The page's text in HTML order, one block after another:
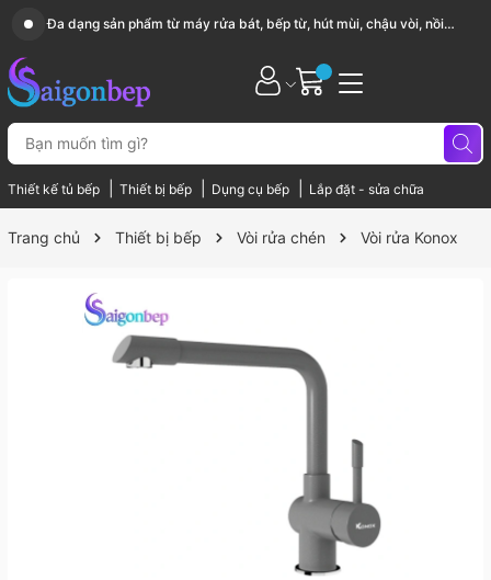
Sài Gòn Bếp chuyên thiết bị bếp, gia dụng bếp cao cấp
Thiết kế tủ bếp Thiết bị bếp Dụng cụ bếp Lắp đặt - sửa chữa
Trang chủ Thiết bị bếp Vòi rửa chén Vòi rửa Konox